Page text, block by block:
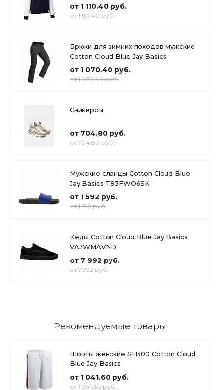
от 1 110.40 руб.
от 1 110.40 руб.
Брюки для зимних походов мужские
Cotton Cloud Blue Jay Basics
от 1 070.40 руб.
от 1 070.40 руб.
Сникерсы
от 704.80 руб.
от 704.80 руб.
Мужские сланцы Cotton Cloud Blue
Jay Basics T93FWO6SK
от 1 592 руб.
от 1 592 руб.
Кеды Cotton Cloud Blue Jay Basics
VA3WMAVND
от 7 992 руб.
от 7 992 руб.
Рекомендуемые товары
Шорты женские SH500 Cotton Cloud
Blue Jay Basics
от 1 041.60 руб.
от 1 041.60 руб.